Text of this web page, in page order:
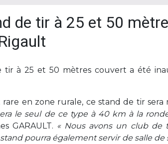
de tir à 25 et 50
tir à 25 et 50 mètres couvert a été
en zone rurale, ce stand de tir
le seul de ce type à 40 km à la
GARAULT. « Nous avons un club de
stand pourra également servir de salle